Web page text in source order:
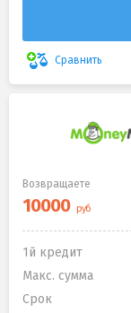
Сравнить
Возвращаете
1й кредит
Макс. сумма
Срок